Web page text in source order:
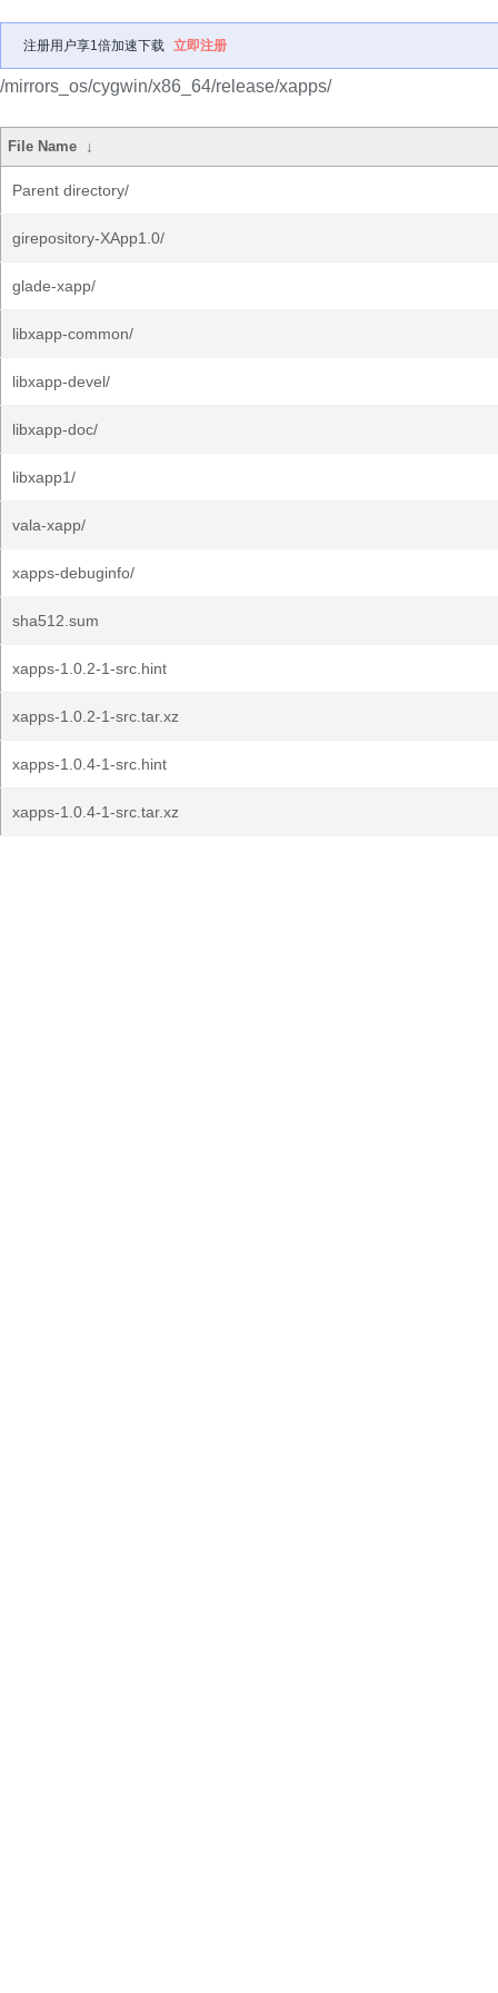
注册用户享1倍加速下载 立即注册
/mirrors_os/cygwin/x86_64/release/xapps/
File Name ↓
Parent directory/
girepository-XApp1.0/
glade-xapp/
libxapp-common/
libxapp-devel/
libxapp-doc/
libxapp1/
vala-xapp/
xapps-debuginfo/
sha512.sum
xapps-1.0.2-1-src.hint
xapps-1.0.2-1-src.tar.xz
xapps-1.0.4-1-src.hint
xapps-1.0.4-1-src.tar.xz